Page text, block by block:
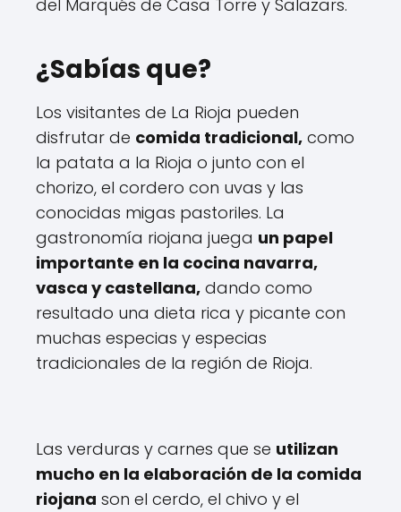
del Marqués de Casa Torre y Salazars.
¿Sabías que?
Los visitantes de La Rioja pueden
disfrutar de comida tradicional, como
la patata a la Rioja o junto con el
chorizo, el cordero con uvas y las
conocidas migas pastoriles. La
gastronomía riojana juega un papel
importante en la cocina navarra,
vasca y castellana, dando como
resultado una dieta rica y picante con
muchas especias y especias
tradicionales de la región de Rioja.
Las verduras y carnes que se utilizan
mucho en la elaboración de la comida
riojana son el cerdo, el chivo y el